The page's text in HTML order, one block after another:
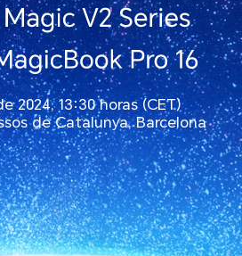
2024, 13:30 horas (CET)
de Catalunya, Barcelona